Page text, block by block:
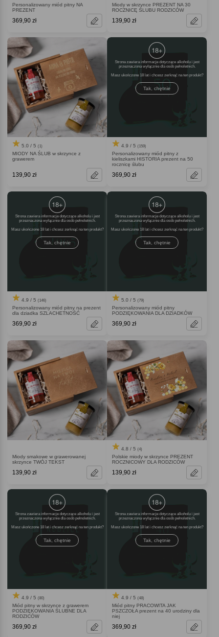
Personalizowany miód pitny NA
PREZENT
369,90 zł
Miody w skrzynce PREZENT NA 30
ROCZNICĘ ŚLUBU RODZICÓW
139,90 zł
5.0 / 5 (1)
MIODY NA ŚLUB w skrzynce z
grawerem
139,90 zł
Strona zawiera informacje dotyczące alkoholu i jest
przeznaczona wyłącznie dla osób pełnoletnich.
Masz ukończone 18 lat i chcesz zerknąć na ten produkt
Tak, chętnie
4.9 / 5 (159)
Personalizowany miód pitny z
kieliszkami HISTORIA prezent na 50
rocznicę ślubu
369,90 zł
Strona zawiera informacje dotyczące alkoholu i jest
przeznaczona wyłącznie dla osób pełnoletnich.
Masz ukończone 18 lat i chcesz zerknąć na ten produkt
Tak, chętnie
4.9 / 5 (146)
Personalizowany miód pitny na prezent
dla dziadka SZLACHETNOŚĆ
369,90 zł
Strona zawiera informacje dotyczące alkoholu i jest
przeznaczona wyłącznie dla osób pełnoletnich.
Masz ukończone 18 lat i chcesz zerknąć na ten produkt
Tak, chętnie
5.0 / 5 (79)
Personalizowany miód pitny
PODZIĘKOWANIA DLA DZIADKÓW
369,90 zł
Miody smakowe w grawerowanej
skrzynce TWÓJ TEKST
139,90 zł
4.8 / 5 (4)
Polskie miody w skrzynce PREZENT
ROCZNICOWY DLA RODZICÓW
139,90 zł
Strona zawiera informacje dotyczące alkoholu i jest
przeznaczona wyłącznie dla osób pełnoletnich.
Masz ukończone 18 lat i chcesz zerknąć na ten produkt
Tak, chętnie
4.9 / 5 (80)
Miód pitny w skrzynce z grawerem
PODZIĘKOWANIA ŚLUBNE DLA
RODZICÓW
369,90 zł
Strona zawiera informacje dotyczące alkoholu i jest
przeznaczona wyłącznie dla osób pełnoletnich.
Masz ukończone 18 lat i chcesz zerknąć na ten produkt
Tak, chętnie
4.9 / 5 (48)
Miód pitny PRACOWITA JAK
PSZCZOŁA prezent na 40 urodziny dla
niej
369,90 zł